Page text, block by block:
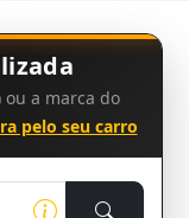
ou a marca do
pelo seu carro